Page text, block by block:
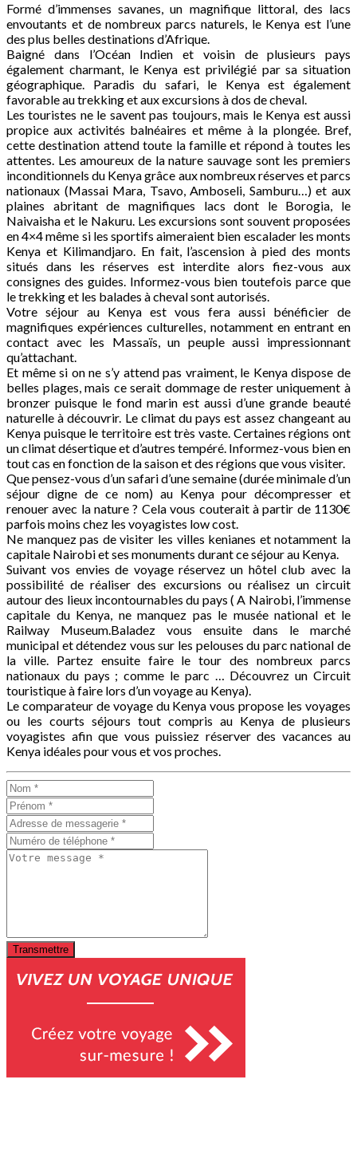
Formé d’immenses savanes, un magnifique littoral, des lacs
envoutants et de nombreux parcs naturels, le Kenya est l’une
des plus belles destinations d’Afrique.
Baigné dans l’Océan Indien et voisin de plusieurs pays
également charmant, le Kenya est privilégié par sa situation
géographique. Paradis du safari, le Kenya est également
favorable au trekking et aux excursions à dos de cheval.
Les touristes ne le savent pas toujours, mais le Kenya est aussi
propice aux activités balnéaires et même à la plongée. Bref,
cette destination attend toute la famille et répond à toutes les
attentes. Les amoureux de la nature sauvage sont les premiers
inconditionnels du Kenya grâce aux nombreux réserves et parcs
nationaux (Massai Mara, Tsavo, Amboseli, Samburu…) et aux
plaines abritant de magnifiques lacs dont le Borogia, le
Naivaisha et le Nakuru. Les excursions sont souvent proposées
en 4×4 même si les sportifs aimeraient bien escalader les monts
Kenya et Kilimandjaro. En fait, l’ascension à pied des monts
situés dans les réserves est interdite alors fiez-vous aux
consignes des guides. Informez-vous bien toutefois parce que
le trekking et les balades à cheval sont autorisés.
Votre séjour au Kenya est vous fera aussi bénéficier de
magnifiques expériences culturelles, notamment en entrant en
contact avec les Massaïs, un peuple aussi impressionnant
qu’attachant.
Et même si on ne s’y attend pas vraiment, le Kenya dispose de
belles plages, mais ce serait dommage de rester uniquement à
bronzer puisque le fond marin est aussi d’une grande beauté
naturelle à découvrir. Le climat du pays est assez changeant au
Kenya puisque le territoire est très vaste. Certaines régions ont
un climat désertique et d’autres tempéré. Informez-vous bien en
tout cas en fonction de la saison et des régions que vous visiter.
Que pensez-vous d’un safari d’une semaine (durée minimale d’un
séjour digne de ce nom) au Kenya pour décompresser et
renouer avec la nature ? Cela vous couterait à partir de 1130€
parfois moins chez les voyagistes low cost.
Ne manquez pas de visiter les villes kenianes et notamment la
capitale Nairobi et ses monuments durant ce séjour au Kenya.
Suivant vos envies de voyage réservez un hôtel club avec la
possibilité de réaliser des excursions ou réalisez un circuit
autour des lieux incontournables du pays ( A Nairobi, l’immense
capitale du Kenya, ne manquez pas le musée national et le
Railway Museum.Baladez vous ensuite dans le marché
municipal et détendez vous sur les pelouses du parc national de
la ville. Partez ensuite faire le tour des nombreux parcs
nationaux du pays ; comme le parc … Découvrez un Circuit
touristique à faire lors d’un voyage au Kenya).
Le comparateur de voyage du Kenya vous propose les voyages
ou les courts séjours tout compris au Kenya de plusieurs
voyagistes afin que vous puissiez réserver des vacances au
Kenya idéales pour vous et vos proches.